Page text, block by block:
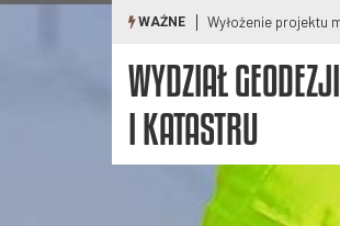
WAŻNE
obrębu Jaroszowa Wola, gm. Prażmów
WYDZIAŁ GEODEZJI
I KATASTRU